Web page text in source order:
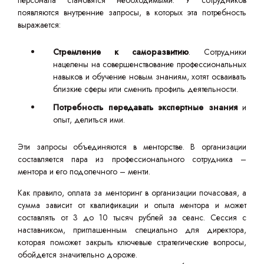
появляются внутренние запросы, в которых эта потребность
выражается:
Стремление к саморазвитию. Сотрудники
нацелены на совершенствование профессиональных
навыков и обучение новым знаниям, хотят осваивать
близкие сферы или сменить профиль деятельности.
Потребность передавать экспертные знанияи
опыт, делиться ими.
Эти запросы объединяются в менторстве. В организации
составляется пара из профессионального сотрудника –
ментора и его подопечного – менти.
Как правило, оплата за менторинг в организации почасовая, а
сумма зависит от квалификации и опыта ментора и может
составлять от 3 до 10 тысяч рублей за сеанс. Сессия с
наставником, приглашенным специально для директора,
которая поможет закрыть ключевые стратегические вопросы,
обойдется значительно дороже.